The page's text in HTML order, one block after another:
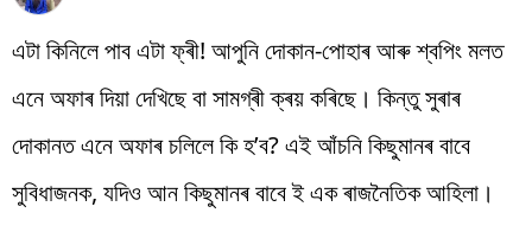
এটা কিনিলে পাব এটা ফ্ৰী! আপুনি দোকান-পোহাৰ আৰু শ্বপিং মলত
এনে অফাৰ দিয়া দেখিছে বা সামগ্ৰী ক্ৰয় কৰিছে। কিন্তু সুৰাৰ
দোকানত এনে অফাৰ চলিলে কি হ’ব? এই আঁচনি কিছুমানৰ বাবে
সুবিধাজনক, যদিও আন কিছুমানৰ বাবে ই এক ৰাজনৈতিক আহিলা।